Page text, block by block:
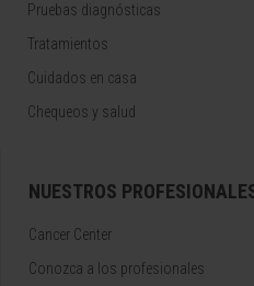
Pruebas diagnósticas
Tratamientos
Cuidados en casa
Chequeos y salud
NUESTROS
Cancer Center
Conozca a los profesionales